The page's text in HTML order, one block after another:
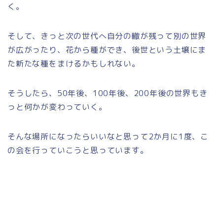
く。
そして、きっと次の世代へ自分の轍が残って別の世界
が広がったり、花から種ができ、後世という土壌にま
た新たな種をまけるかもしれない。
そうしたら、50年後、100年後、200年後の世界もき
っと何かが変わっていく。
そんな場所になったらいいなと思って2か月に1度、こ
の会を行っていこうと思っています。